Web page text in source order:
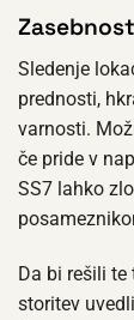
Sledenje
prednosti,
varnosti.
če pride v
SS7 lahko
Da bi rešili te
storitev